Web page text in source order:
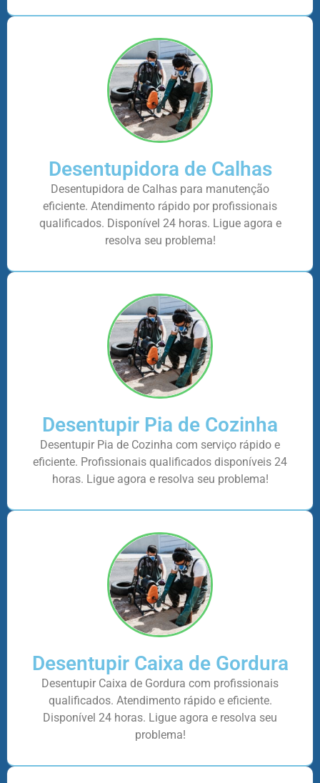
Desentupidora de Calhas
Desentupidora de Calhas para manutenção
eficiente. Atendimento rápido por profissionais
qualificados. Disponível 24 horas. Ligue agora e
resolva seu problema!
Desentupir Pia de Cozinha
Desentupir Pia de Cozinha com serviço rápido e
eficiente. Profissionais qualificados disponíveis 24
horas. Ligue agora e resolva seu problema!
Desentupir Caixa de Gordura
Desentupir Caixa de Gordura com profissionais
qualificados. Atendimento rápido e eficiente.
Disponível 24 horas. Ligue agora e resolva seu
problema!